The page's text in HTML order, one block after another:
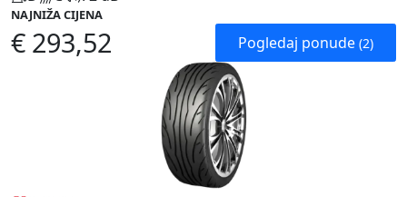
NAJNIŽA CIJENA
€ 293,52 Pogledaj ponude (2)